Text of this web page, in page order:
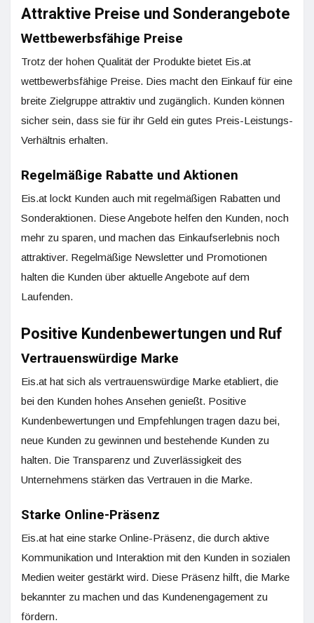
Attraktive Preise und Sonderangebote
Wettbewerbsfähige Preise
Trotz der hohen Qualität der Produkte bietet Eis.at
wettbewerbsfähige Preise. Dies macht den Einkauf für eine
breite Zielgruppe attraktiv und zugänglich. Kunden können
sicher sein, dass sie für ihr Geld ein gutes Preis-Leistungs-
Verhältnis erhalten.
Regelmäßige Rabatte und Aktionen
Eis.at lockt Kunden auch mit regelmäßigen Rabatten und
Sonderaktionen. Diese Angebote helfen den Kunden, noch
mehr zu sparen, und machen das Einkaufserlebnis noch
attraktiver. Regelmäßige Newsletter und Promotionen
halten die Kunden über aktuelle Angebote auf dem
Laufenden.
Positive Kundenbewertungen und Ruf
Vertrauenswürdige Marke
Eis.at hat sich als vertrauenswürdige Marke etabliert, die
bei den Kunden hohes Ansehen genießt. Positive
Kundenbewertungen und Empfehlungen tragen dazu bei,
neue Kunden zu gewinnen und bestehende Kunden zu
halten. Die Transparenz und Zuverlässigkeit des
Unternehmens stärken das Vertrauen in die Marke.
Starke Online-Präsenz
Eis.at hat eine starke Online-Präsenz, die durch aktive
Kommunikation und Interaktion mit den Kunden in sozialen
Medien weiter gestärkt wird. Diese Präsenz hilft, die Marke
bekannter zu machen und das Kundenengagement zu
fördern.